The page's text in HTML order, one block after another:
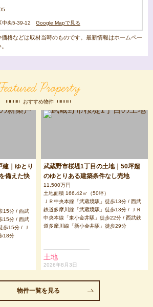
中央5-39-12 Google Mapで見る
格などは取材当時のものです。最新情報はホームペー
Property
おすすめ物件
建｜ゆとり
備えた快
15分 / 西武
15分 / 西武
歩15分 / Ｊ
18分
武蔵野市桜堤1丁目の土地｜50坪超
のゆとりある建築条件なし売地
11,500万円
土地面積 166.42㎡（50坪）
ＪＲ中央本線「武蔵境駅」徒歩13分 / 西武
鉄道多摩川線「武蔵境駅」徒歩13分 / ＪＲ
中央本線「東小金井駅」徒歩22分 / 西武鉄
道多摩川線「新小金井駅」徒歩29分
土地
2026年8月3日
物件一覧を見る